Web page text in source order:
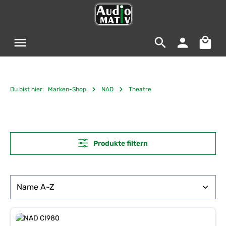
Du bist hier: Marken-Shop NAD Theatre
Produkte filtern